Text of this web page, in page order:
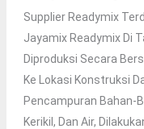
Supplier Readymix
Jayamix Readymix Di
Diproduksi Secara
Ke Lokasi Konstruksi
Pencampuran Bahan-
Kerikil, Dan Air,